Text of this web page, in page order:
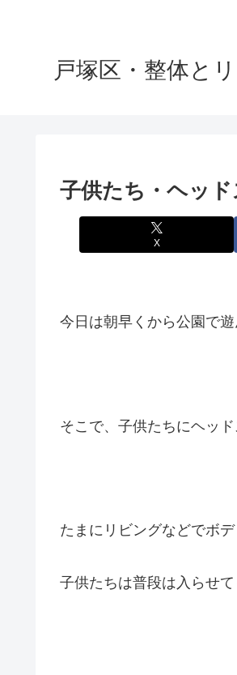
戸塚区・整体と
子供たち・ヘッ
X
今日は朝早くから公園で
そこで、子供たちにヘッ
たまにリビングなどでボ
子供たちは普段は入らせ